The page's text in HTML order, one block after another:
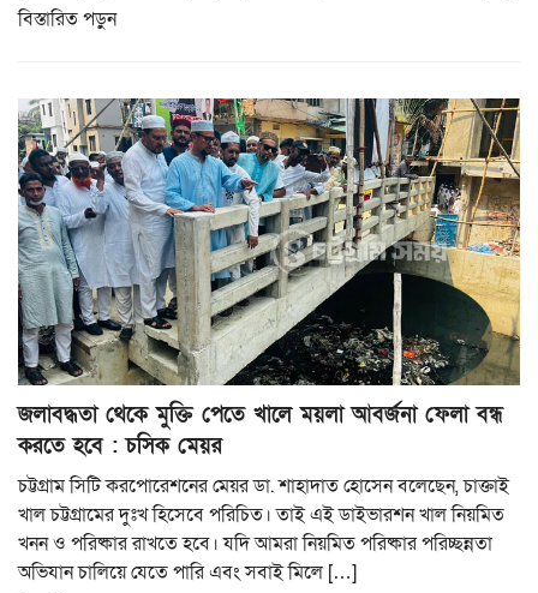
বিস্তারিত পড়ুন
জলাবদ্ধতা থেকে মুক্তি পেতে খালে ময়লা আবর্জনা ফেলা বন্ধ
করতে হবে : চসিক মেয়র
চট্টগ্রাম সিটি করপোরেশনের মেয়র ডা. শাহাদাত হোসেন বলেছেন, চাক্তাই
খাল চট্টগ্রামের দুঃখ হিসেবে পরিচিত। তাই এই ডাইভারশন খাল নিয়মিত
খনন ও পরিষ্কার রাখতে হবে। যদি আমরা নিয়মিত পরিষ্কার পরিচ্ছন্নতা
অভিযান চালিয়ে যেতে পারি এবং সবাই মিলে […]